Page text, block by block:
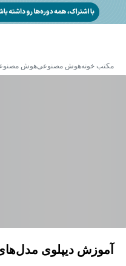
مکتب خونههوش مصنوعیهوش
آموزش دیپلوی